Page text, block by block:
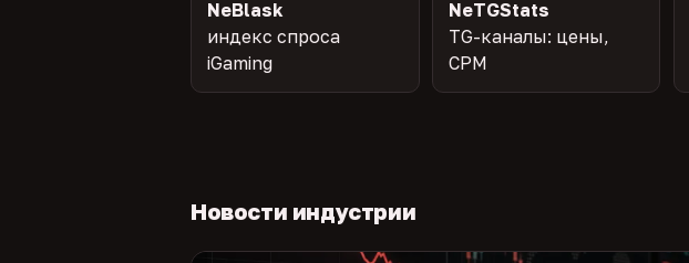
NeBlask
индекс спроса
iGaming
NeTGStats
TG-каналы: цены,
CPM
Новости индустрии